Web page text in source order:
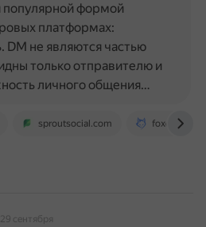
sproutsocial.com foxdata.com
популярной формой
платформах:
DM не являются частью
только отправителю и
личного общения…
29 сентября